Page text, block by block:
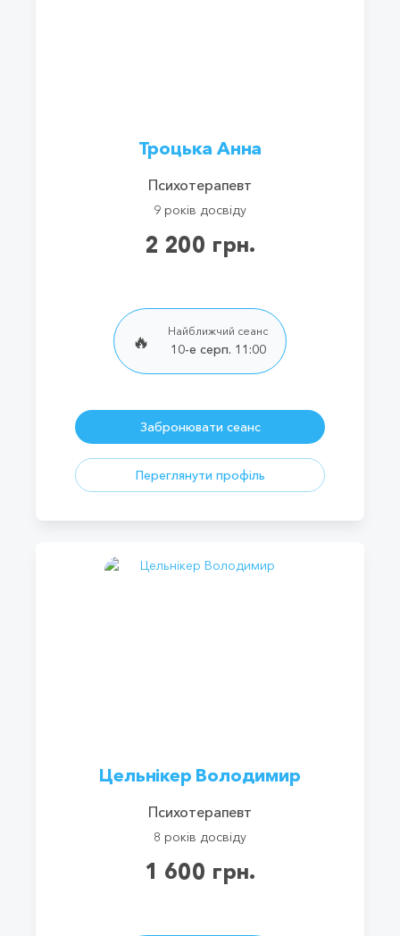
Троцька Анна
Психотерапевт
9 років досвіду
2 200 грн.
🔥
Найближчий сеанс
10-е серп. 11:00
Забронювати сеанс
Переглянути профіль
Цельнікер Володимир
Психотерапевт
8 років досвіду
1 600 грн.